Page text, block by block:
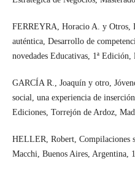
FERREYRA, Horacio A. y Otros,
auténtica, Desarrollo de
novedades Educativas, 1ª
GARCÍA R., Joaquín y otro,
social, una experiencia de
Ediciones, Torrejón de Ardoz,
HELLER, Robert, Compilaciones
Macchi, Buenos Aires, Argentina,